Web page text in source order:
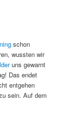
schon
wussten wir
uns gewarnt
Das endet
entgehen
sein. Auf dem